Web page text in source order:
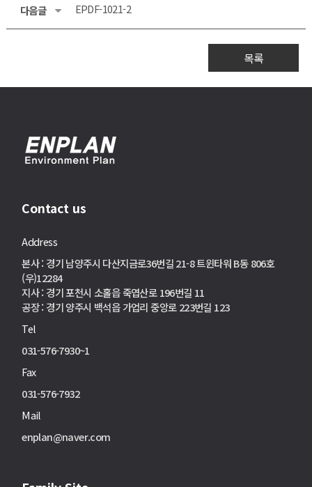
다음글 EPDF-1021-2
목록
Contact us
Address
본사 : 경기 남양주시 다산지금로36번길 21-8 트윈타워 B동 806호
(우)12284
지사 : 경기 포천시 소홀읍 죽엽산로 196번길 11
공장 : 경기 양주시 백석읍 가업리 중앙로 223번길 123
Tel
031-576-7930~1
Fax
031-576-7932
Mail
enplan@naver.com